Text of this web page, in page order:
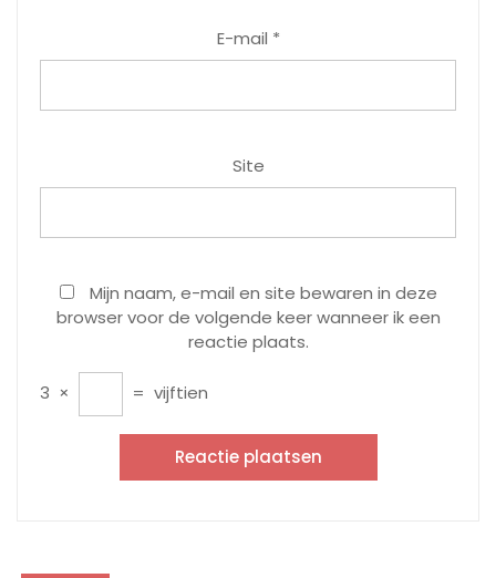
E-mail *
Site
Mijn naam, e-mail en site bewaren in deze
browser voor de volgende keer wanneer ik een
reactie plaats.
3 × = vijftien